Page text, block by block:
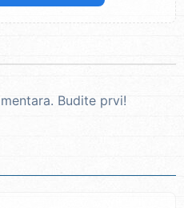
Budite prvi!